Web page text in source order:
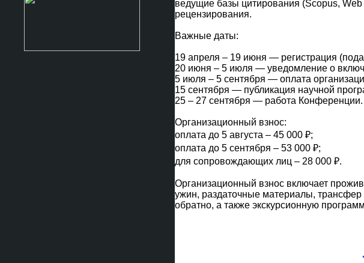
ведущие базы цитирования (Scopus,
рецензирования.
Важные даты:
19 апреля – 19 июня — регистрация
20 июня – 5 июля — уведомление о
5 июля – 5 сентября — оплата
15 сентября — публикация научной
25 – 27 сентября — работа Конференции.
Организационный взнос:
оплата до 5 августа – 45 000 ₽;
оплата до 5 сентября – 53 000 ₽;
для сопровождающих лиц – 28 000 ₽.
Организационный взнос включает
ужин, раздаточные материалы,
обратно, а также экскурсионную